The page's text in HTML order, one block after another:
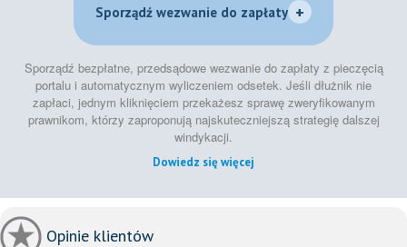
Sporządź wezwanie do zapłaty +
Sporządź bezpłatne, przedsądowe wezwanie do zapłaty z pieczęcią
portalu i automatycznym wyliczeniem odsetek. Jeśli dłużnik nie
zapłaci, jednym kliknięciem przekażesz sprawę zweryfikowanym
prawnikom, którzy zaproponują najskuteczniejszą strategię dalszej
windykacji.
Dowiedz się więcej
Opinie klientów